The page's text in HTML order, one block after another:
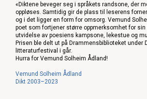
«Diktene beveger seg i språkets randsone, der
oppløses. Samtidig gir de plass til leserens
og i det ligger en form for omsorg. Vemund
poet som fortjener større oppmerksomhet for
utvidelse av poesiens kampsone, lekestue og
Prisen ble delt ut på Drammensbiblioteket under
litteraturfestival i går.
Hurra for Vemund Solheim Ådland!
Vemund Solheim Ådland
Dikt 2003–2023